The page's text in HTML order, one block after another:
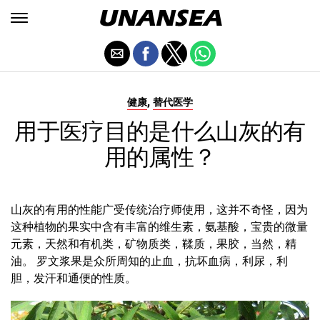
健康, 替代医学
用于医疗目的是什么山灰的有
用的属性？
山灰的有用的性能广受传统治疗师使用，这并不奇怪，因为
这种植物的果实中含有丰富的维生素，氨基酸，宝贵的微量
元素，天然和有机类，矿物质类，鞣质，果胶，当然，精
油。 罗文浆果是众所周知的止血，抗坏血病，利尿，利
胆，发汗和通便的性质。